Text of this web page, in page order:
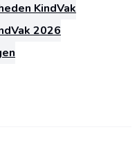
KindVak
2026